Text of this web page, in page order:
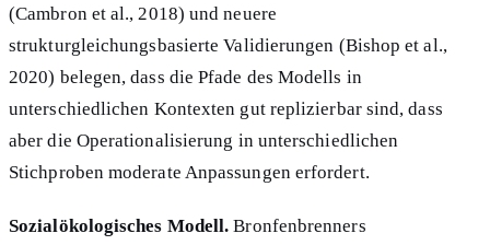
(Cambron et al., 2018) und neuere
strukturgleichungsbasierte Validierungen (Bishop et al.,
2020) belegen, dass die Pfade des Modells in
unterschiedlichen Kontexten gut replizierbar sind, dass
aber die Operationalisierung in unterschiedlichen
Stichproben moderate Anpassungen erfordert.
Sozialökologisches Modell. Bronfenbrenners